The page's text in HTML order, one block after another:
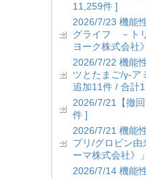
11,259件 ]
2026/7/23 機能
グライフ －ト
ヨーク株式会社
2026/7/22 機能
ツとたまご/γ-ア
追加11件 / 合計
2026/7/21【撤
件 ]
2026/7/21 機能
プリ/グロビン
ーマ株式会社》
2026/7/14 機能